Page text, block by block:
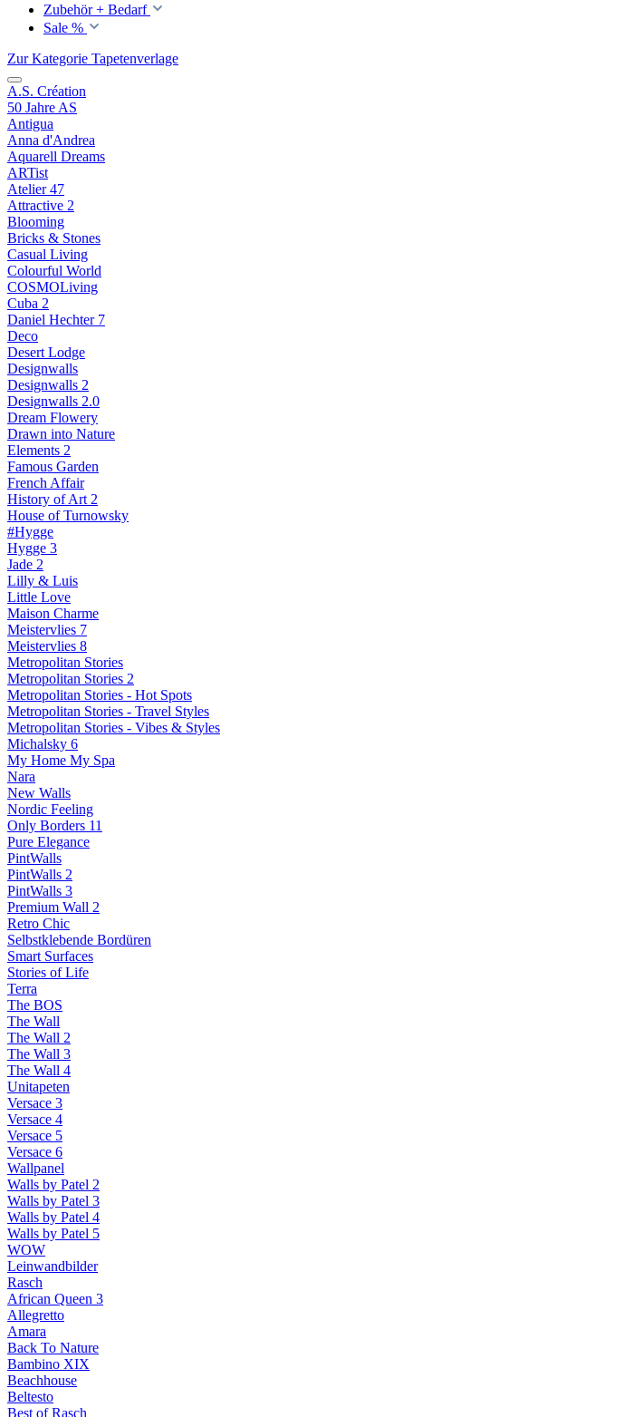
Zubehör + Bedarf
Sale %
Zur Kategorie Tapetenverlage
A.S. Création
50 Jahre AS
Antigua
Anna d'Andrea
Aquarell Dreams
ARTist
Atelier 47
Attractive 2
Blooming
Bricks & Stones
Casual Living
Colourful World
COSMOLiving
Cuba 2
Daniel Hechter 7
Deco
Desert Lodge
Designwalls
Designwalls 2
Designwalls 2.0
Dream Flowery
Drawn into Nature
Elements 2
Famous Garden
French Affair
History of Art 2
House of Turnowsky
#Hygge
Hygge 3
Jade 2
Lilly & Luis
Little Love
Maison Charme
Meistervlies 7
Meistervlies 8
Metropolitan Stories
Metropolitan Stories 2
Metropolitan Stories - Hot Spots
Metropolitan Stories - Travel Styles
Metropolitan Stories - Vibes & Styles
Michalsky 6
My Home My Spa
Nara
New Walls
Nordic Feeling
Only Borders 11
Pure Elegance
PintWalls
PintWalls 2
PintWalls 3
Premium Wall 2
Retro Chic
Selbstklebende Bordüren
Smart Surfaces
Stories of Life
Terra
The BOS
The Wall
The Wall 2
The Wall 3
The Wall 4
Unitapeten
Versace 3
Versace 4
Versace 5
Versace 6
Wallpanel
Walls by Patel 2
Walls by Patel 3
Walls by Patel 4
Walls by Patel 5
WOW
Leinwandbilder
Rasch
African Queen 3
Allegretto
Amara
Back To Nature
Bambino XIX
Beachhouse
Beltesto
Best of Rasch